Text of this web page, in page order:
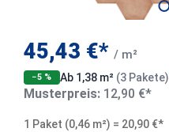
45,43 €* / m²
−5 % Ab 1,38 m² (3 Pakete)
Musterpreis: 12,90 €*
1 Paket (0,46 m²) = 20,90 €*